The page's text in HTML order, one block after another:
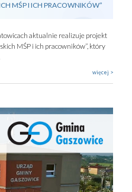
MŚP I ICH PRACOWNIKÓW”
aktualnie realizuje projekt
MŚP i ich pracowników”, który
więcej >